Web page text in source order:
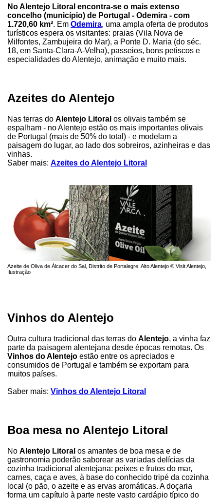
No Alentejo Litoral encontra-se o mais extenso
concelho (município) de Portugal - Odemira - com
1.720,60 km². Em Odemira, uma ampla oferta de produtos
turísticos espera os visitantes: praias (Vila Nova de
Milfontes, Zambujeira do Mar), a Ponte D. Maria (do séc.
18, em Santa-Clara-A-Velha), passeios, bons petiscos e
especialidades do Alentejo, animação e muito mais.
Azeites do Alentejo
Nas terras do Alentejo Litoral os olivais também se
espalham - no Alentejo estão os mais importantes olivais
de Portugal (mais de 50% do total) - e modelam a
paisagem do lugar, ao lado dos sobreiros, azinheiras e das
vinhas.
Saber mais: Azeites do Alentejo Litoral
Azeite de Oliva de Álcacer do Sal, Distrito de Portalegre, Alto Alentejo © Visit Alentejo,
Ilustração
Vinhos do Alentejo
Outra cultura tradicional das terras do Alentejo, a vinha faz
parte da paisagem alentejana desde épocas remotas. Os
Vinhos do Alentejo estão entre os apreciados e
consumidos de Portugal e também se exportam para
muitos países.
Saber mais: Vinhos do Alentejo Litoral
Boa mesa no Alentejo Litoral
No Alentejo Litoral os amantes de boa mesa e de
gastronomia poderão saborear as variadas delícias da
cozinha tradicional alentejana: peixes e frutos do mar,
carnes, caça e aves, à base do conhecido tripé da cozinha
local (o pão, o azeite e as ervas aromáticas. A doçaria
forma um capítulo à parte neste vasto cardápio típico do